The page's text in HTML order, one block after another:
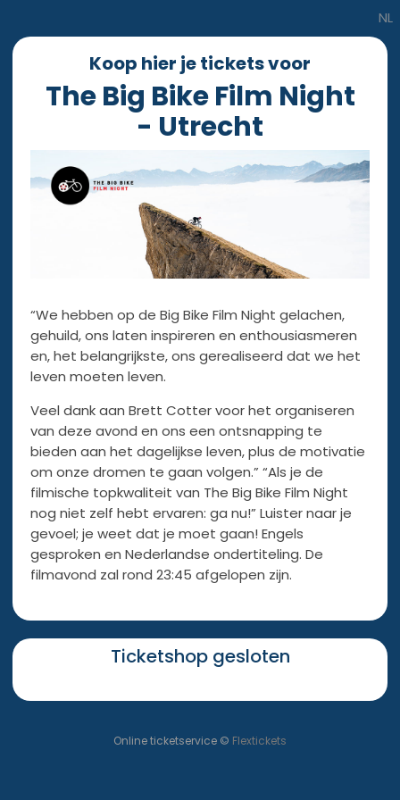
NL
Koop hier je tickets voor
The Big Bike Film Night
- Utrecht
“We hebben op de Big Bike Film Night gelachen,
gehuild, ons laten inspireren en enthousiasmeren
en, het belangrijkste, ons gerealiseerd dat we het
leven moeten leven.
Veel dank aan Brett Cotter voor het organiseren
van deze avond en ons een ontsnapping te
bieden aan het dagelijkse leven, plus de motivatie
om onze dromen te gaan volgen.” “Als je de
filmische topkwaliteit van The Big Bike Film Night
nog niet zelf hebt ervaren: ga nu!” Luister naar je
gevoel; je weet dat je moet gaan! Engels
gesproken en Nederlandse ondertiteling. De
filmavond zal rond 23:45 afgelopen zijn.
Ticketshop gesloten
Online ticketservice © Flextickets